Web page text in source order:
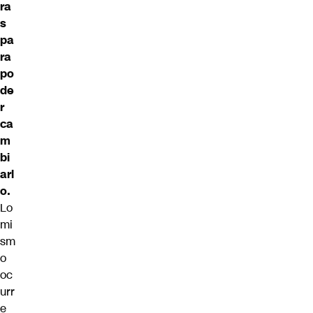
ra
s
pa
ra
po
de
r
ca
m
bi
arl
o.
Lo
mi
sm
o
oc
urr
e